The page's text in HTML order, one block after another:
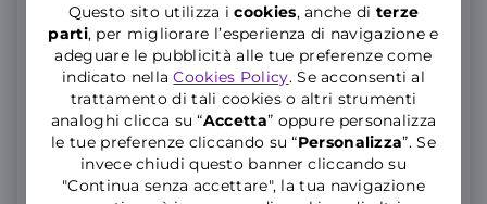
Questo sito utilizza icookies, anche di terze
parti, per migliorare l’esperienza di navigazione e
adeguare le pubblicità alle tue preferenze come
indicato nellaCookies Policy. Se acconsenti al
trattamento di tali cookies o altri strumenti
analoghi clicca su “Accetta” oppure personalizza
le tue preferenze cliccando su “Personalizza”. Se
invece chiudi questo banner cliccando su
"Continua senza accettare", la tua navigazione
GIGA e Minuti illimitati
200 GIGA Full Speed, poi illimitati a 10 Mbps
Minuti illimitati e 200 SMS
25 GIGA aggiuntivi in Unione Europea per 3 mesi
Consulta lenote informativedell’offerta.